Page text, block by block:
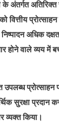
के अंतर्गत
वित्तीय
अधिक
होने वाले व्यय
उपलब्ध
सुरक्षा प्रदान
व्यक्त किया।